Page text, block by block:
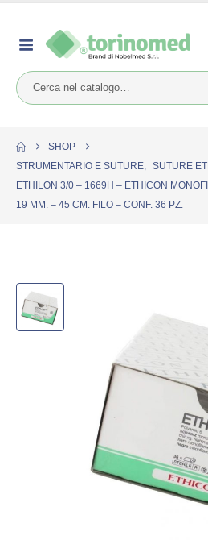
SHOP
STRUMENTARIO E SUTURE, SUTURE
ETHILON 3/0 – 1669H – ETHICON
19 MM. – 45 CM. FILO – CONF. 36 PZ.